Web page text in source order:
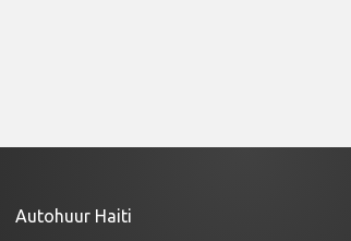
Autohuur Haiti